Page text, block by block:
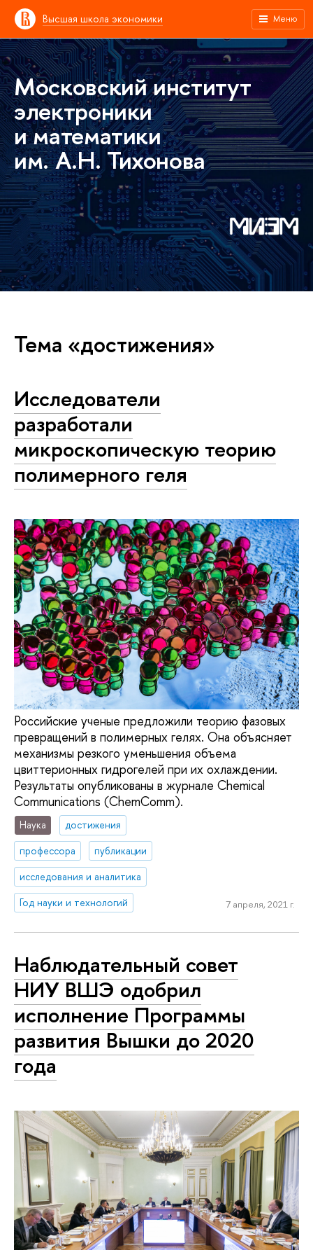
Высшая школа экономики Меню
Московский институт
электроники
и математики
им. А.Н. Тихонова
Тема «достижения»
Исследователи
разработали
микроскопическую теорию
полимерного геля
Российские ученые предложили теорию фазовых
превращений в полимерных гелях. Она объясняет
механизмы резкого уменьшения объема
цвиттерионных гидрогелей при их охлаждении.
Результаты опубликованы в журнале Chemical
Communications (ChemComm).
Наука
достижения
профессора
публикации
исследования и аналитика
Год науки и технологий
7 апреля, 2021 г.
Наблюдательный совет
НИУ ВШЭ одобрил
исполнение Программы
развития Вышки до 2020
года